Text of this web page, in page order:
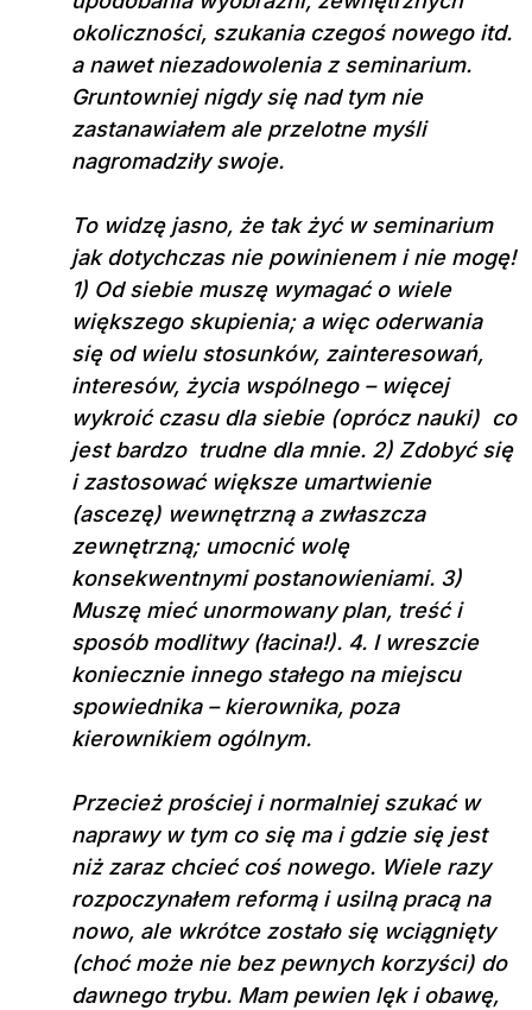
okoliczności, szukania czegoś nowego itd.
a nawet niezadowolenia z seminarium.
Gruntowniej nigdy się nad tym nie
zastanawiałem ale przelotne myśli
nagromadziły swoje.
To widzę jasno, że tak żyć w seminarium
jak dotychczas nie powinienem i nie mogę!
1) Od siebie muszę wymagać o wiele
większego skupienia; a więc oderwania
się od wielu stosunków, zainteresowań,
interesów, życia wspólnego – więcej
wykroić czasu dla siebie (oprócz nauki) co
jest bardzo trudne dla mnie. 2) Zdobyć się
i zastosować większe umartwienie
(ascezę) wewnętrzną a zwłaszcza
zewnętrzną; umocnić wolę
konsekwentnymi postanowieniami. 3)
Muszę mieć unormowany plan, treść i
sposób modlitwy (łacina!). 4. I wreszcie
koniecznie innego stałego na miejscu
spowiednika – kierownika, poza
kierownikiem ogólnym.
Przecież prościej i normalniej szukać w
naprawy w tym co się ma i gdzie się jest
niż zaraz chcieć coś nowego. Wiele razy
rozpoczynałem reformą i usilną pracą na
nowo, ale wkrótce zostało się wciągnięty
(choć może nie bez pewnych korzyści) do
dawnego trybu. Mam pewien lęk i obawę,